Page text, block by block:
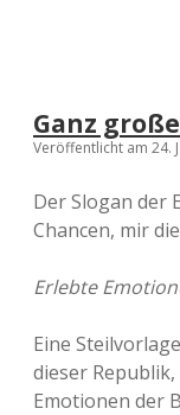
Ganz
Veröffentlicht am 24.
Der Slogan der
Chancen, mir
Erlebte
Eine
dieser
Emotionen der